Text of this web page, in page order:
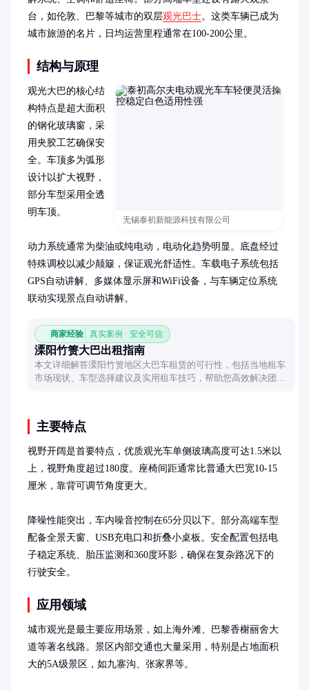
台，如伦敦、巴黎等城市的双层观光巴士。这类车辆已成为
城市旅游的名片，日均运营里程通常在100-200公里。
结构与原理
无锡泰初新能源科技有限公司
观光大巴的核心结
构特点是超大面积
的钢化玻璃窗，采
用夹胶工艺确保安
全。车顶多为弧形
设计以扩大视野，
部分车型采用全透
明车顶。
动力系统通常为柴油或纯电动，电动化趋势明显。底盘经过
特殊调校以减少颠簸，保证观光舒适性。车载电子系统包括
GPS自动讲解、多媒体显示屏和WiFi设备，与车辆定位系统
联动实现景点自动讲解。
商家经验 真实案例 · 安全可信
溧阳竹箦大巴出租指南
本文详细解答溧阳竹箦地区大巴车租赁的可行性，包括当地租车
市场现状、车型选择建议及实用租车技巧，帮助您高效解决团体
主要特点
视野开阔是首要特点，优质观光车单侧玻璃高度可达1.5米以
上，视野角度超过180度。座椅间距通常比普通大巴宽10-15
厘米，靠背可调节角度更大。
降噪性能突出，车内噪音控制在65分贝以下。部分高端车型
配备全景天窗、USB充电口和折叠小桌板。安全配置包括电
子稳定系统、胎压监测和360度环影，确保在复杂路况下的
行驶安全。
应用领域
城市观光是最主要应用场景，如上海外滩、巴黎香榭丽舍大
道等著名线路。景区内部交通也大量采用，特别是占地面积
大的5A级景区，如九寨沟、张家界等。